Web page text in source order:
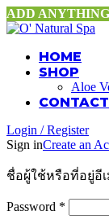
ADD
HOME
SHOP
Aloe
Login / Register
Sign inCreate an
ชื่อผู้ใช้หรือที่อยู่อี
Password *